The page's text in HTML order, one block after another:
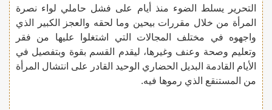
التحرير يسلط الضوء منذ أيام على فشل حاملي لواء نصرة
المرأة من خلال مقررات بيحين وما لحقه والعجز الكبير الذي
واجهوه في مختلف المجالات التي اشتغلوا عليها من فقر
وتعليم وصحة وعنف وغيرها، ليقدم القسم بقوة وبتفصيل في
الأيام القادمة البديل الحضاري الوحيد القادر على انتشال المرأة
من المستنقع الذي رموها فيه.